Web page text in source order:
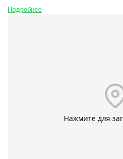
Подробнее
Нажмите для